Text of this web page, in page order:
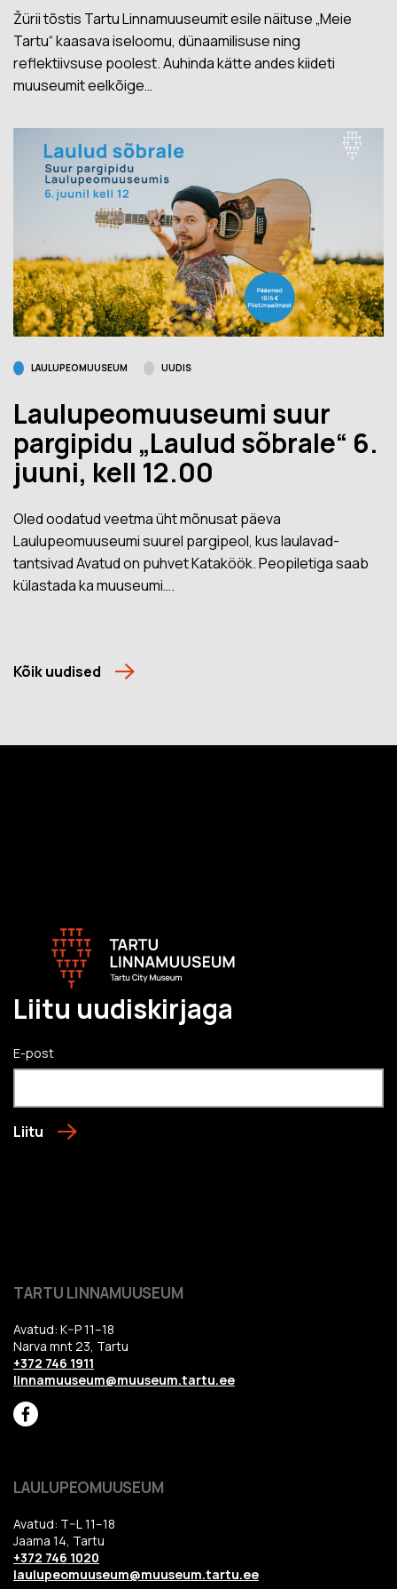
Žürii tõstis Tartu Linnamuuseumit esile näituse „Meie
Tartu“ kaasava iseloomu, dünaamilisuse ning
reflektiivsuse poolest. Auhinda kätte andes kiideti
muuseumit eelkõige…
LAULUPEOMUUSEUM UUDIS
Laulupeomuuseumi suur
pargipidu „Laulud sõbrale“ 6.
juuni, kell 12.00
Oled oodatud veetma üht mõnusat päeva
Laulupeomuuseumi suurel pargipeol, kus laulavad-
tantsivad Avatud on puhvet Kataköök. Peopiletiga saab
külastada ka muuseumi….
Kõik uudised
Liitu uudiskirjaga
E-post
Liitu
TARTU LINNAMUUSEUM
Avatud: K–P 11–18
Narva mnt 23, Tartu
+372 746 1911
linnamuuseum@muuseum.tartu.ee
LAULUPEOMUUSEUM
Avatud: T–L 11–18
Jaama 14, Tartu
+372 746 1020
laulupeomuuseum@muuseum.tartu.ee